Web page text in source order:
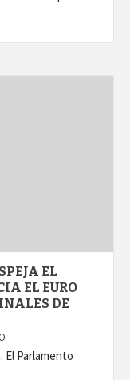
EL
EL EURO
DE
El Parlamento